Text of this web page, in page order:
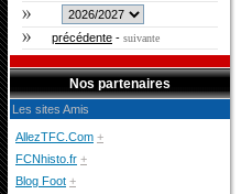
précédente - suivante
Nos partenaires
Les sites Amis
AllezTFC.Com +
FCNhisto.fr +
Blog Foot +